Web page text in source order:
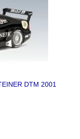
DTM 2001